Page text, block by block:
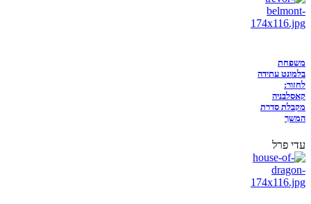
משפחת
בלמונט עתידה
לחזור:
קאסלבניה
מקבלת סדרת
המשך
עדי פרל